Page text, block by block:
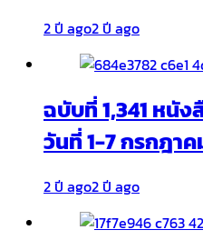
2 ปี ago2 ปี ago
ฉบับที่ 1,341 หนั
วันที่ 1-7 กรกฎาค
2 ปี ago2 ปี ago